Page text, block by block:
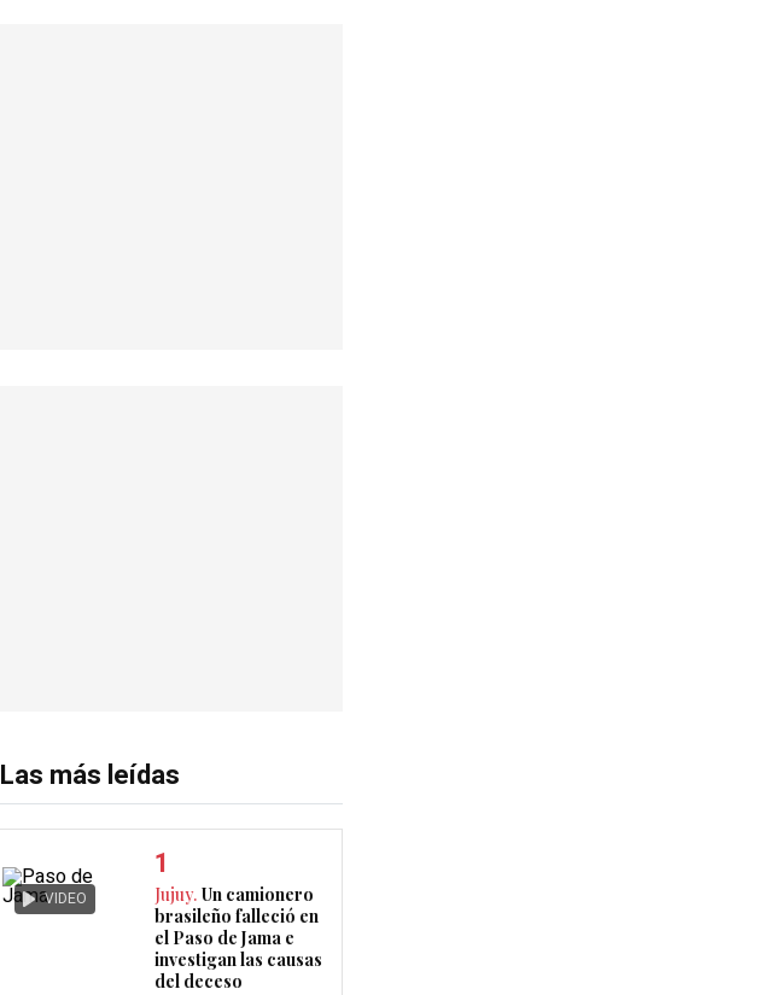
Las más leídas
VIDEO Jujuy. Un camionero
brasileño falleció en
el Paso de Jama e
investigan las causas
del deceso